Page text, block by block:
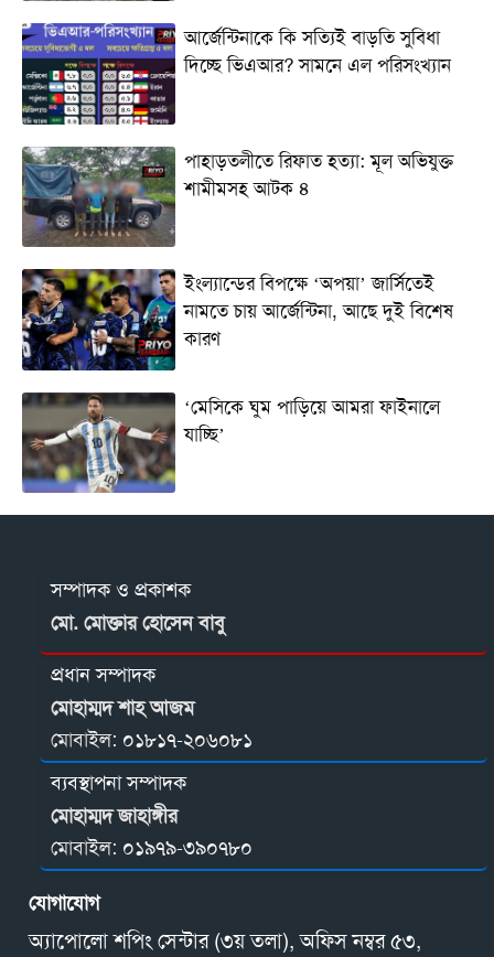
আর্জেন্টিনাকে কি সত্যিই বাড়তি সুবিধা
দিচ্ছে ভিএআর? সামনে এল পরিসংখ্যান
পাহাড়তলীতে রিফাত হত্যা: মূল অভিযুক্ত
শামীমসহ আটক ৪
ইংল্যান্ডের বিপক্ষে ‘অপয়া’ জার্সিতেই
নামতে চায় আর্জেন্টিনা, আছে দুই বিশেষ
কারণ
‘মেসিকে ঘুম পাড়িয়ে আমরা ফাইনালে
যাচ্ছি’
সম্পাদক ও প্রকাশক
মো. মোক্তার হোসেন বাবু
প্রধান সম্পাদক
মোহাম্মদ শাহ আজম
মোবাইল: ০১৮১৭-২০৬০৮১
ব্যবস্থাপনা সম্পাদক
মোহাম্মদ জাহাঙ্গীর
মোবাইল: ০১৯৭৯-৩৯০৭৮০
যোগাযোগ
অ্যাপোলো শপিং সেন্টার (৩য় তলা), অফিস নম্বর ৫৩,